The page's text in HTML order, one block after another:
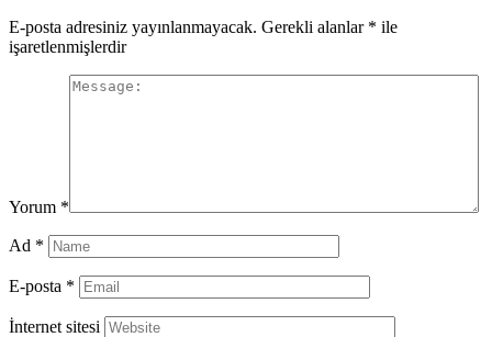
E-posta adresiniz yayınlanmayacak. Gerekli alanlar * ile
işaretlenmişlerdir
Yorum *
Ad *
E-posta *
İnternet sitesi